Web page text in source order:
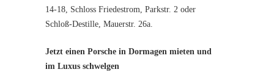
14-18, Schloss Friedestrom, Parkstr. 2 oder
Schloß-Destille, Mauerstr. 26a.
Jetzt einen Porsche in Dormagen mieten und
im Luxus schwelgen